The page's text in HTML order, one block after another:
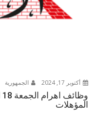
أكتوبر 17, 2024 الجمهورية
المؤهلات